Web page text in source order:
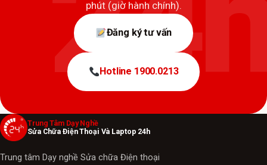
phút (giờ hành chính).
Đăng ký tư vấn
Hotline 1900.0213
Trung Tâm Dạy Nghề
Sửa Chữa Điện Thoại Và Laptop 24h
Trung tâm Dạy nghề Sửa chữa Điện thoại